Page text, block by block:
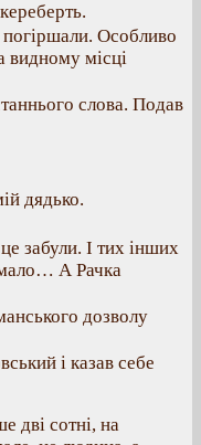
Особливо
видному місці
слова. Подав
дядько.
забули. І тих інших
А Рачка
дозволу
і казав себе
дві сотні, на